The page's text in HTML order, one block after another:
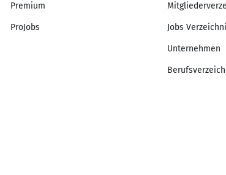
Premium
ProJobs Jobs
Unternehmen